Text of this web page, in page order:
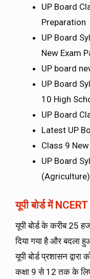
UP Board
Preparation
UP Board
New Exam
UP board
UP Board
10 High
UP Board
Latest UP
Class 9
UP Board
(Agriculture)
यूपी बोर्ड में NCERT
यूपी बोर्ड के करीब 25
दिया गया है और बदला
यूपी बोर्ड प्रशासन
कक्षा 9 से 12 तक के लिए